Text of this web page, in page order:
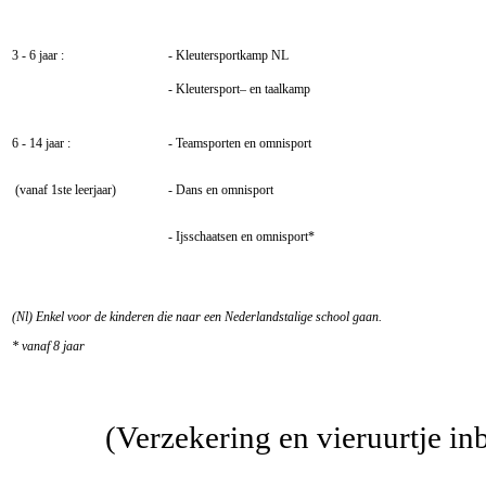
3 - 6 jaar : - Kleutersportkamp NL
- Kleutersport– en taalkamp
6 - 14 jaar : - Teamsporten en omnisport
(vanaf 1ste leerjaar) - Dans en omnisport
- Ijsschaatsen en omnisport*
(Nl) Enkel voor de kinderen die naar een Nederlandstalige school gaan.
* vanaf 8 jaar
(Verzekering en vieruurtje